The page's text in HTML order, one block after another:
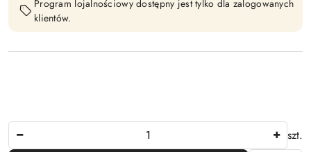
Program lojalnościowy dostępny jest tylko dla zalogowanych
klientów.
szt.